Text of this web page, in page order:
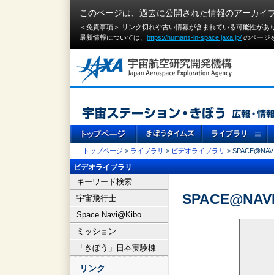
このページは、過去に公開された情報のアーカイ
＜免責事項＞ リンク切れや古い情報が含まれている可能性が
最新情報については、 https://humans-in-space.jaxa.jp/ のページ
トップページ > ライブラリ > ビデオライブラリ >
ビデオライブラリ
キーワード検索
宇宙飛行士
Space Navi@Kibo
ミッション
「きぼう」日本実験棟
リンク